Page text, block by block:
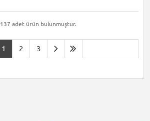
137 adet ürün bulunmuştur.
1 2 3